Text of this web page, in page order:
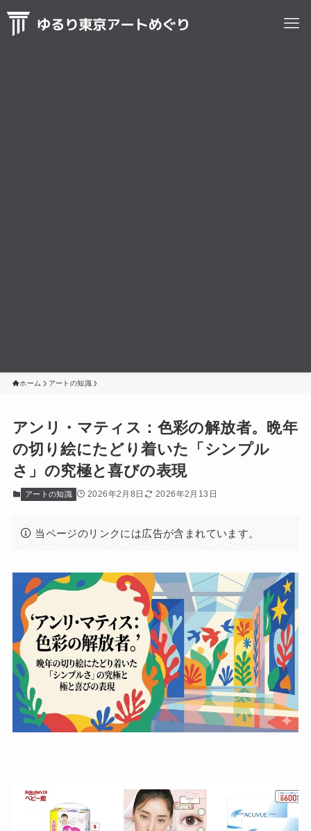
ホーム アートの知識
アンリ・マティス：色彩の解放者。晩年
の切り絵にたどり着いた「シンプル
さ」の究極と喜びの表現
アートの知識 2026年2月8日 2026年2月13日
当ページのリンクには広告が含まれています。